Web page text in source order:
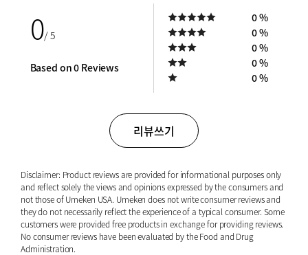
0/ 5
Based on 0 Reviews
0 %
0 %
0 %
0 %
0 %
리뷰쓰기
Disclaimer: Product reviews are provided for informational purposes only
and reflect solely the views and opinions expressed by the consumers and
not those of Umeken USA. Umeken does not write consumer reviews and
they do not necessarily reflect the experience of a typical consumer. Some
customers were provided free products in exchange for providing reviews.
No consumer reviews have been evaluated by the Food and Drug
Administration.